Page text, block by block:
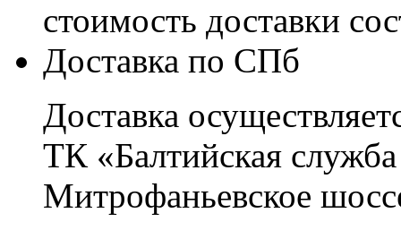
стоимость доставки
Доставка по СПб
Доставка
ТК «Балтийская
Митрофаньевское